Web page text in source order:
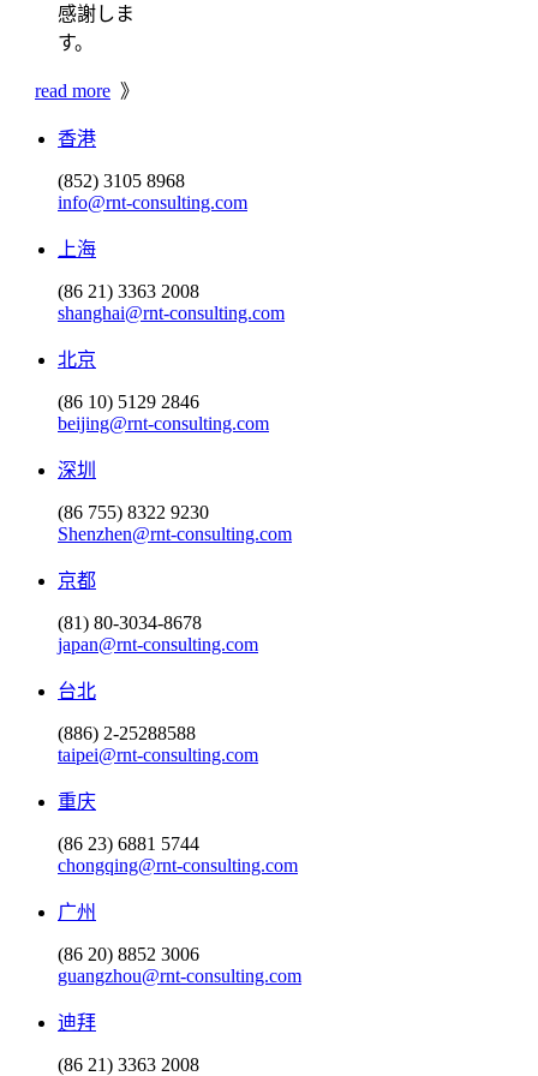
感謝しま
す。
read more 》
香港
(852) 3105 8968
info@rnt-consulting.com
上海
(86 21) 3363 2008
shanghai@rnt-consulting.com
北京
(86 10) 5129 2846
beijing@rnt-consulting.com
深圳
(86 755) 8322 9230
Shenzhen@rnt-consulting.com
京都
(81) 80-3034-8678
japan@rnt-consulting.com
台北
(886) 2-25288588
taipei@rnt-consulting.com
重庆
(86 23) 6881 5744
chongqing@rnt-consulting.com
广州
(86 20) 8852 3006
guangzhou@rnt-consulting.com
迪拜
(86 21) 3363 2008